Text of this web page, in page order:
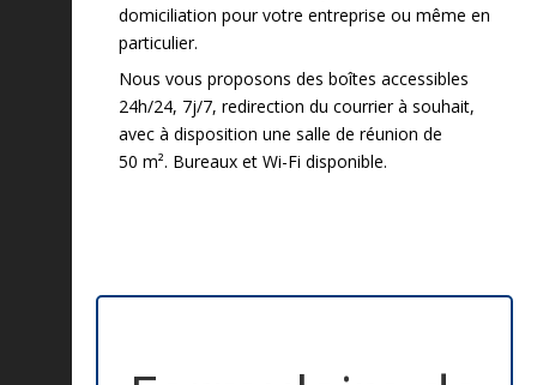
domiciliation pour votre entreprise ou même en
particulier.
Nous vous proposons des boîtes accessibles
24h/24, 7j/7, redirection du courrier à souhait,
avec à disposition une salle de réunion de
50 m². Bureaux et Wi-Fi disponible.